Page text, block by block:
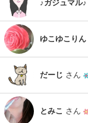
♪ガジュマル♪
ゆこゆこりん
だーじ さん
とみこ さん